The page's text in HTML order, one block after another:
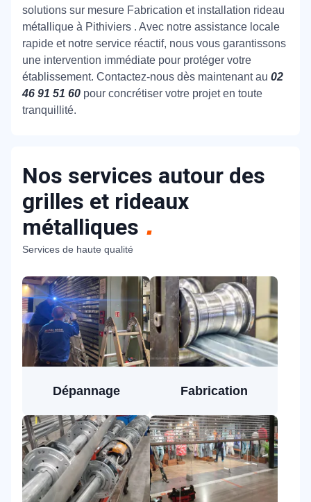
solutions sur mesure Fabrication et installation rideau
métallique à Pithiviers . Avec notre assistance locale
rapide et notre service réactif, nous vous garantissons
une intervention immédiate pour protéger votre
établissement. Contactez-nous dès maintenant au 02
46 91 51 60 pour concrétiser votre projet en toute
tranquillité.
Nos services autour des
grilles et rideaux
métalliques
Services de haute qualité
Dépannage Fabrication